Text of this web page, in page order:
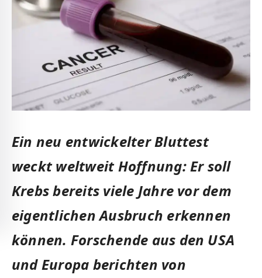
Ein neu entwickelter Bluttest
weckt weltweit Hoffnung: Er soll
Krebs bereits viele Jahre vor dem
eigentlichen Ausbruch erkennen
können. Forschende aus den USA
und Europa berichten von